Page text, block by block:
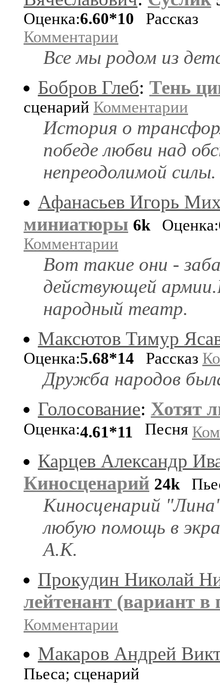
Оценка:6.60*10 Рассказ
Комментарии
Все мы родом из
Бобров Глеб: Тень
сценарий Комментарии
История о
победе любви над
непреодолимой
Афанасьев Игорь
миниатюры 6k Оценка:
Комментарии
Вот такие они -
действующей
народный театр.
Максютов Тимур
Оценка:5.68*14 Рассказ
Дружба народов
Голосование: Хотят
Оценка:4.61*11 Песня
Карцев Александр
Киносценарий 24k
Киносценарий
любую помощь в
А.К.
Прокудин Николай
лейтенант (вариант в
Комментарии
Макаров Андрей
Пьеса; сценарий